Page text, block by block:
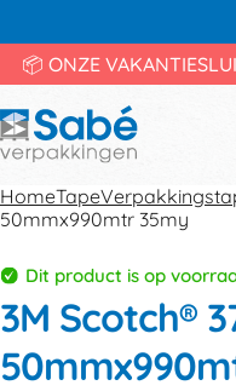
📦 ONZE
HomeTape
50mmx990mtr 35my
Dit product is op
3M Scotch®